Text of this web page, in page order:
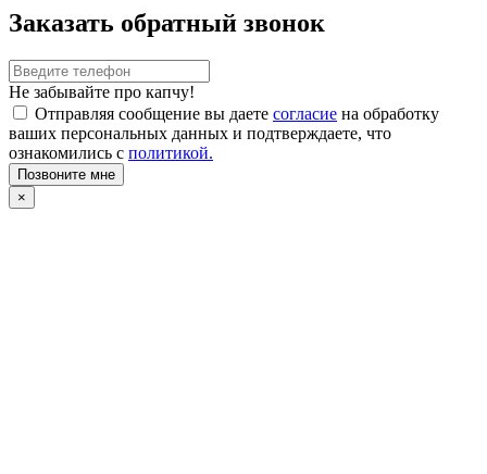
Заказать обратный звонок
Не забывайте про капчу!
Отправляя сообщение вы даете согласие на обработку
ваших персональных данных и подтверждаете, что
ознакомились с политикой.
Позвоните мне
×